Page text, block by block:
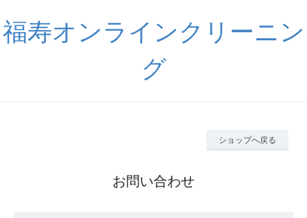
福寿オンラインクリーニン
グ
ショップへ戻る
お問い合わせ